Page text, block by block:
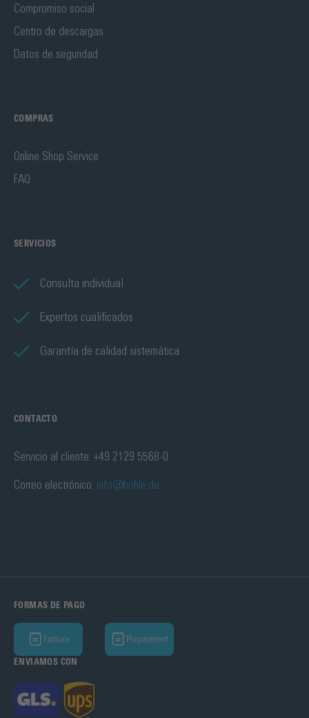
Compromiso social
Centro de descargas
Datos de seguridad
COMPRAS
Online Shop Service
FAQ
SERVICIOS
Consulta individual
Expertos cualificados
Garantía de calidad sistemática
CONTACTO
Servicio al cliente: +49 2129 5568-0
Correo electrónico: info@bohle.de
FORMAS DE PAGO
Factura Prepayment
ENVIAMOS CON